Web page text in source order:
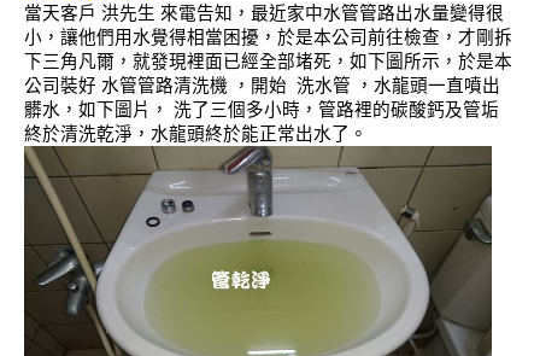
當天客戶 洪先生 來電告知，最近家中水管管路出水量變得很
小，讓他們用水覺得相當困擾，於是本公司前往檢查，才剛拆
下三角凡爾，就發現裡面已經全部堵死，如下圖所示，於是本
公司裝好 水管管路清洗機 ，開始 洗水管 ，水龍頭一直噴出
髒水，如下圖片， 洗了三個多小時，管路裡的碳酸鈣及管垢
終於清洗乾淨，水龍頭終於能正常出水了。